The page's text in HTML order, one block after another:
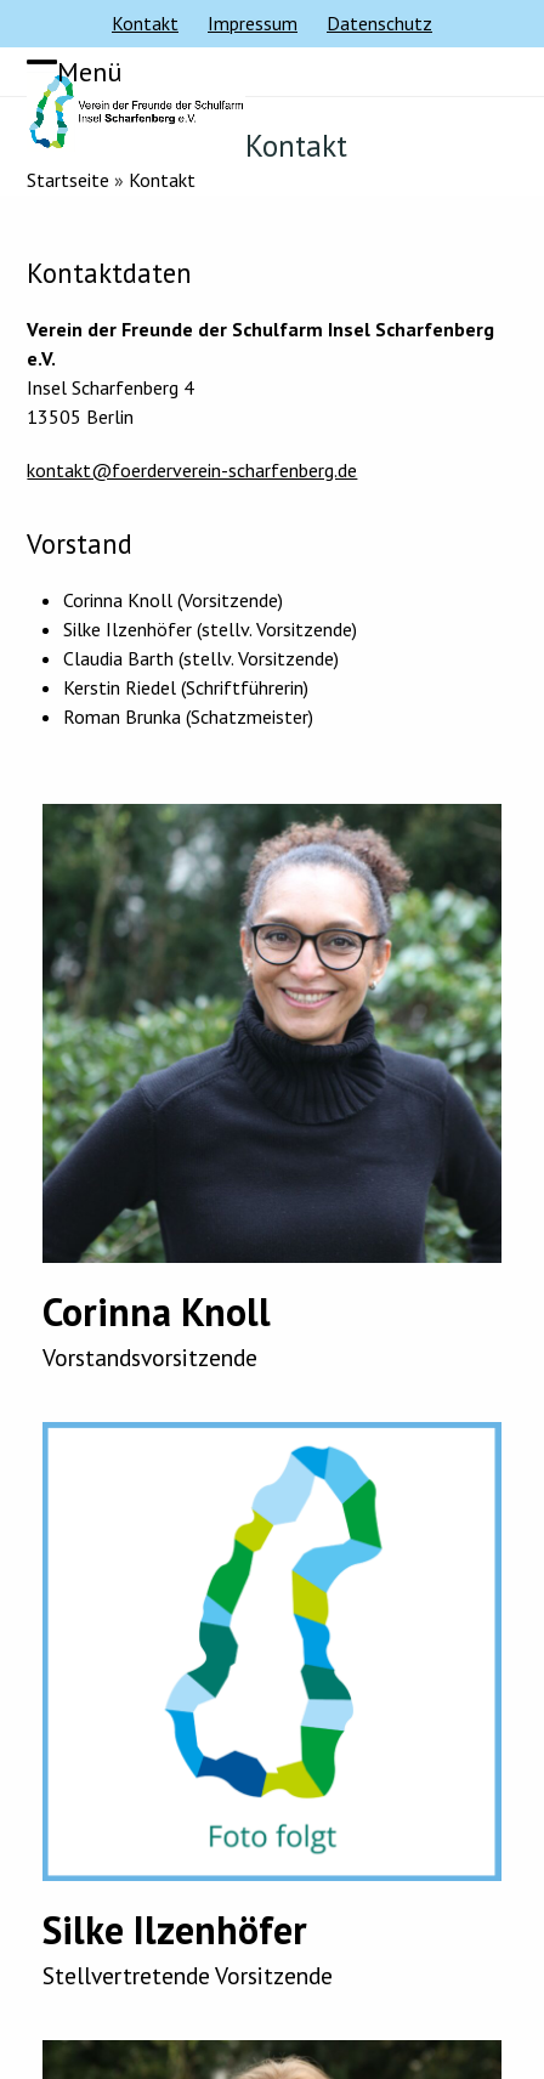
to
content
Kontakt Impressum Datenschutz
Menü
Mobiles
Menü
öffnen
Mobiles
Menü
schließen
Kontakt
Startseite » Kontakt
Kontaktdaten
Verein der Freunde der Schulfarm Insel Scharfenberg
e.V.
Insel Scharfenberg 4
13505 Berlin
kontakt@foerderverein-scharfenberg.de
Vorstand
Corinna Knoll (Vorsitzende)
Silke Ilzenhöfer (stellv. Vorsitzende)
Claudia Barth (stellv. Vorsitzende)
Kerstin Riedel (Schriftführerin)
Roman Brunka (Schatzmeister)
Corinna Knoll
Vorstandsvorsitzende
Silke Ilzenhöfer
Stellvertretende Vorsitzende